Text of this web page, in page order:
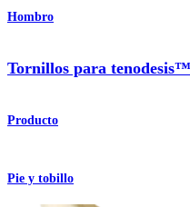
Hombro
Tornillos para tenodesis™
Producto
Pie y tobillo